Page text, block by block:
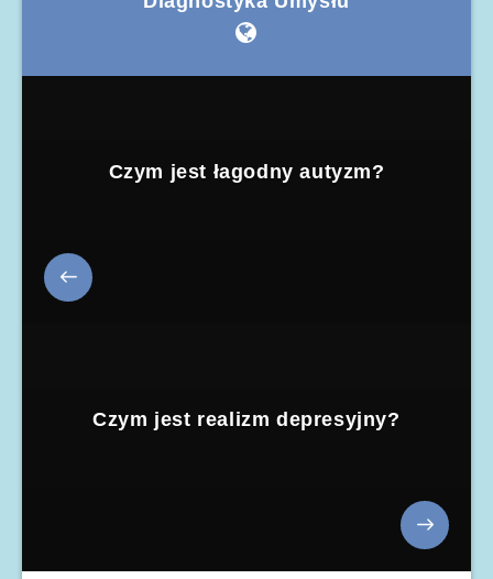
Czym jest łagodny autyzm?
Czym jest realizm depresyjny?